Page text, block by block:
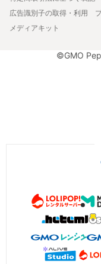
広告識別子の取得・利用
メディアキット
©GMO